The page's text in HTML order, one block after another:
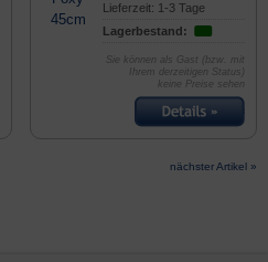
Lieferzeit: 1-3 Tage
Lagerbestand:
Sie können als Gast (bzw. mit
Ihrem derzeitigen Status)
keine Preise sehen
nächster Artikel »